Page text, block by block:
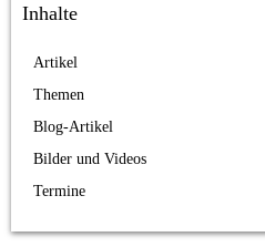
Inhalte
Artikel
Themen
Blog-Artikel
Bilder und Videos
Termine